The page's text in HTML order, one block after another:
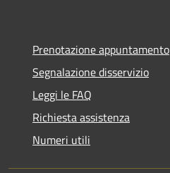
Prenotazione appuntamento
Segnalazione disservizio
Leggi le FAQ
Richiesta assistenza
Numeri utili